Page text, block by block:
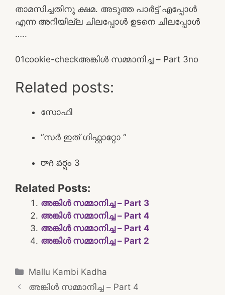
താമസിച്ചതിനു ക്ഷമ. അടുത്ത പാർട്ട് എപ്പോൾ
എന്ന അറിയില്ല ചിലപ്പോൾ ഉടനെ ചിലപ്പോൾ
…..
01cookie-checkഅങ്കിൾ സമ്മാനിച്ച – Part 3no
Related posts:
സോഫി
“സർ ഇത് ഗിഫ്റ്റാറ്റോ “
రాగి వర్షం 3
Related Posts:
അങ്കിൾ സമ്മാനിച്ച – Part 3
അങ്കിൾ സമ്മാനിച്ച – Part 4
അങ്കിൾ സമ്മാനിച്ച – Part 4
അങ്കിൾ സമ്മാനിച്ച – Part 2
Categories
Mallu Kambi Kadha
Postഅങ്കിൾ സമ്മാനിച്ച – Part 4